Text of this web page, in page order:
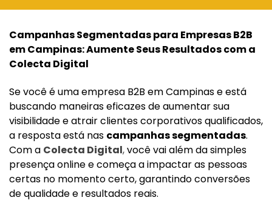
Campanhas Segmentadas para Empresas B2B
em Campinas: Aumente Seus Resultados com a
Colecta Digital
Se você é uma empresa B2B em Campinas e está
buscando maneiras eficazes de aumentar sua
visibilidade e atrair clientes corporativos qualificados,
a resposta está nas campanhas segmentadas.
Com a Colecta Digital,você vai além da simples
presença online e começa a impactar as pessoas
certas no momento certo, garantindo conversões
de qualidade e resultados reais.